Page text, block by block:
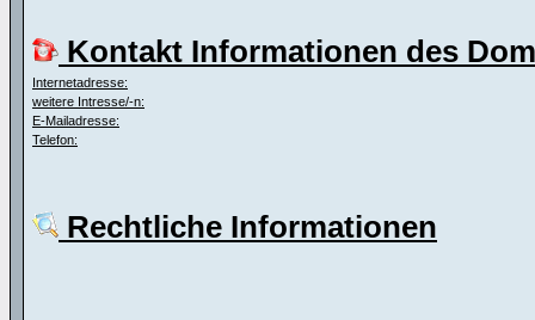
Kontakt Informationen des
Internetadresse:
weitere Intresse/-n:
E-Mailadresse:
Telefon:
Rechtliche Informationen